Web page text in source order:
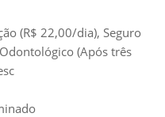
(R$ 22,00/dia), Seguro
(Após três